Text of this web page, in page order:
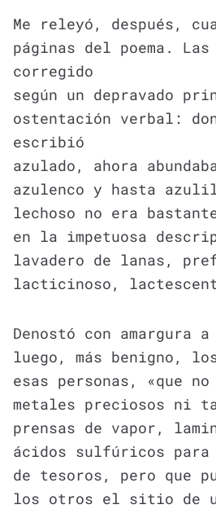
Me releyó, después,
páginas del poema. Las
corregido
según un depravado
ostentación verbal:
escribió
azulado, ahora
azulenco y hasta
lechoso no era
en la impetuosa
lavadero de lanas,
lacticinoso,
Denostó con
luego, más benigno,
esas personas, «que
metales preciosos ni
prensas de vapor,
ácidos sulfúricos para
de tesoros, pero que
los otros el sitio de